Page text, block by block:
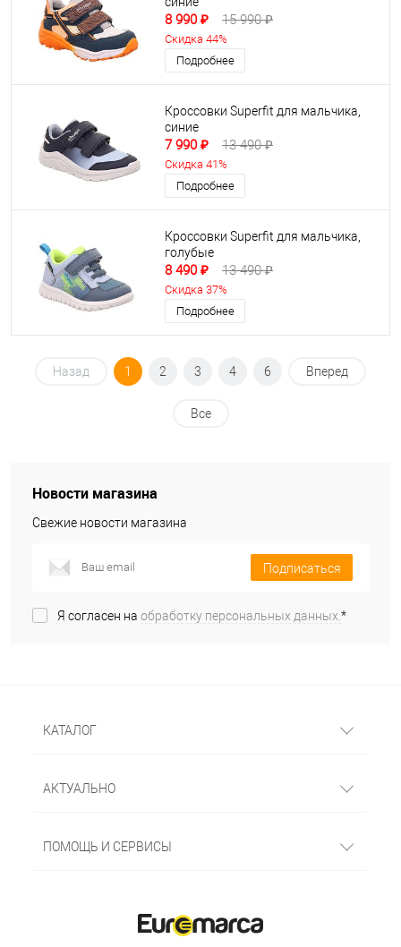
8 990 ₽ 15 990 ₽
Скидка 44%
Подробнее
Кроссовки Superfit для мальчика,
синие
7 990 ₽ 13 490 ₽
Скидка 41%
Подробнее
Кроссовки Superfit для мальчика,
голубые
8 490 ₽ 13 490 ₽
Скидка 37%
Подробнее
Назад 1 2 3 4 6 Вперед
Все
Новости магазина
Свежие новости магазина
Подписаться
Я согласен на обработку персональных данных.*
КАТАЛОГ
АКТУАЛЬНО
ПОМОЩЬ И СЕРВИСЫ